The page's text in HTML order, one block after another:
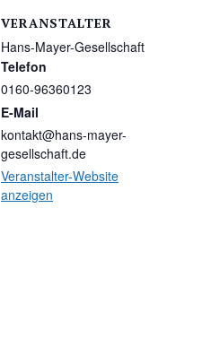
VERANSTALTER
Hans-Mayer-Gesellschaft
Telefon
0160-96360123
E-Mail
kontakt@hans-mayer-
gesellschaft.de
Veranstalter-Website
anzeigen